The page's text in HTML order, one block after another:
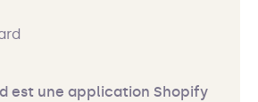
est une application Shopify